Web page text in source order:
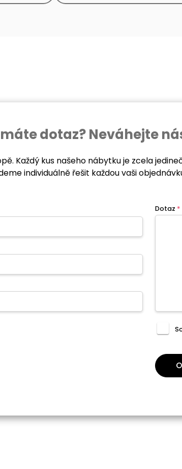
dotaz? Neváhejte
Každý kus našeho nábytku je zcela
individuálně řešit každou vaši
Dotaz *